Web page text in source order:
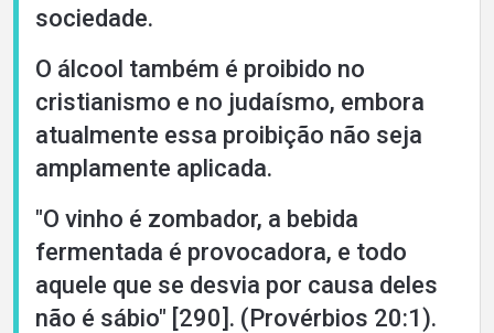
sociedade.
O álcool também é proibido no
cristianismo e no judaísmo, embora
atualmente essa proibição não seja
amplamente aplicada.
"O vinho é zombador, a bebida
fermentada é provocadora, e todo
aquele que se desvia por causa deles
não é sábio" [290]. (Provérbios 20:1).